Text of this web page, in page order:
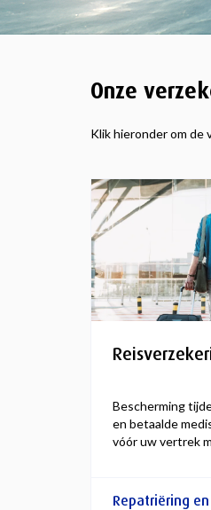
Onze
Klik hieronder om de
Bescherming
en betaalde
vóór uw vertrek
Repatriëring